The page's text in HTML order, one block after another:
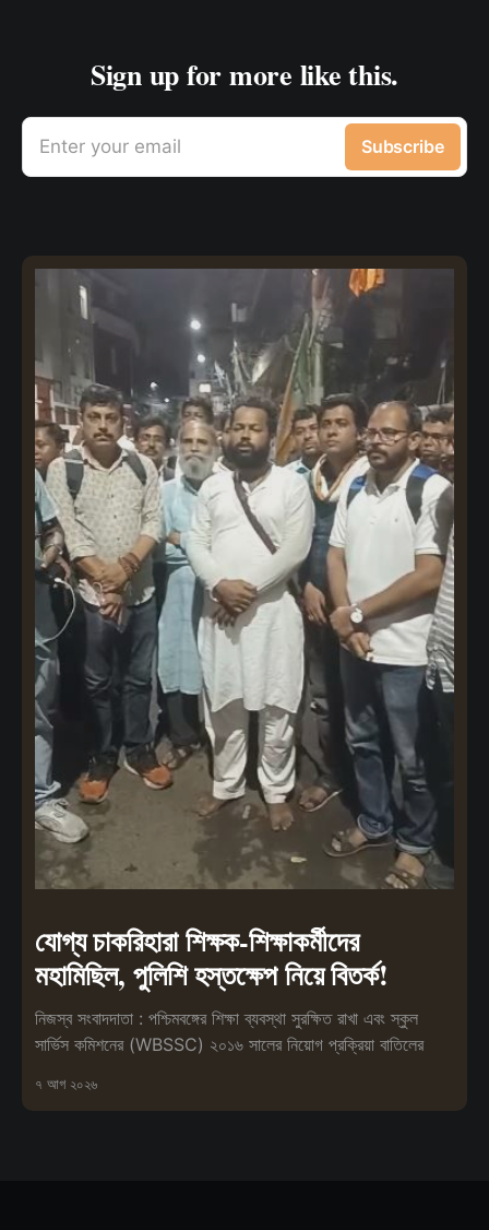
Sign up for more like this.
Enter your email Subscribe
যোগ্য চাকরিহারা শিক্ষক-শিক্ষাকর্মীদের
মহামিছিল, পুলিশি হস্তক্ষেপ নিয়ে বিতর্ক!
নিজস্ব সংবাদদাতা : পশ্চিমবঙ্গের শিক্ষা ব্যবস্থা সুরক্ষিত রাখা এবং স্কুল
সার্ভিস কমিশনের (WBSSC) ২০১৬ সালের নিয়োগ প্রক্রিয়া বাতিলের
৭ আগ ২০২৬